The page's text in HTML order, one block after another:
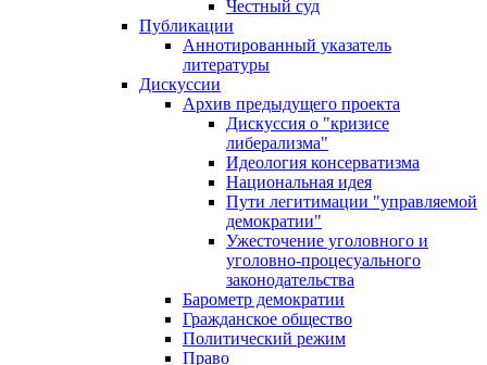
Честный суд
Публикации
Аннотированный указатель
литературы
Дискуссии
Архив предыдущего проекта
Дискуссия о "кризисе
либерализма"
Идеология консерватизма
Национальная идея
Пути легитимации "управляемой
демократии"
Ужесточение уголовного и
уголовно-процесуального
законодательства
Барометр демократии
Гражданское общество
Политический режим
Право